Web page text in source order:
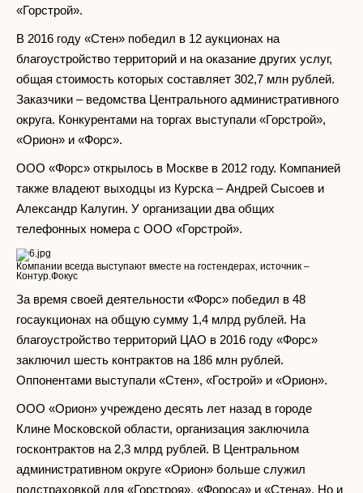
«Горстрой».
В 2016 году «Стен» победил в 12 аукционах на
благоустройство территорий и на оказание других услуг,
общая стоимость которых составляет 302,7 млн рублей.
Заказчики – ведомства Центрального административного
округа. Конкурентами на торгах выступали «Горстрой»,
«Орион» и «Форс».
ООО «Форс» открылось в Москве в 2012 году. Компанией
также владеют выходцы из Курска – Андрей Сысоев и
Александр Калугин. У организации два общих
телефонных номера с ООО «Горстрой».
Компании всегда выступают вместе на гостендерах, источник –
Контур.Фокус
За время своей деятельности «Форс» победил в 48
госаукционах на общую сумму 1,4 млрд рублей. На
благоустройство территорий ЦАО в 2016 году «Форс»
заключил шесть контрактов на 186 млн рублей.
Оппонентами выступали «Стен», «Гострой» и «Орион».
ООО «Орион» учреждено десять лет назад в городе
Клине Московской области, организация заключила
госконтрактов на 2,3 млрд рублей. В Центральном
административном округе «Орион» больше служил
подстраховкой для «Горстроя», «Фороса» и «Стена». Но и